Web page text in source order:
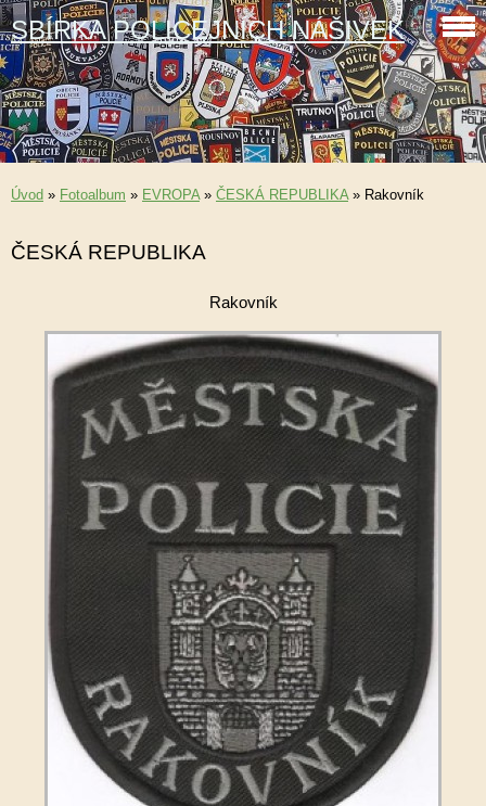
SBÍRKA POLICEJNÍCH NÁŠIVEK
Úvod » Fotoalbum » EVROPA» ČESKÁ REPUBLIKA» Rakovník
ČESKÁ REPUBLIKA
Rakovník